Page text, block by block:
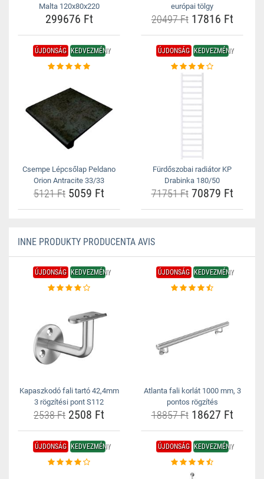
Malta 120x80x220
299676 Ft
európai tölgy
20497 Ft17816 Ft
ÚJDONSÁG KEDVEZMÉNY
Csempe Lépcsőlap Peldano
Orion Antracite 33/33
5121 Ft 5059 Ft
ÚJDONSÁG KEDVEZMÉNY
Fürdőszobai radiátor KP
Drabinka 180/50
71751 Ft70879 Ft
INNE PRODUKTY PRODUCENTA AVIS
ÚJDONSÁG KEDVEZMÉNY
Kapaszkodó fali tartó 42,4mm
3 rögzítési pont S112
2538 Ft 2508 Ft
ÚJDONSÁG KEDVEZMÉNY
Atlanta fali korlát 1000 mm, 3
pontos rögzítés
18857 Ft18627 Ft
ÚJDONSÁG KEDVEZMÉNY ÚJDONSÁG KEDVEZMÉNY